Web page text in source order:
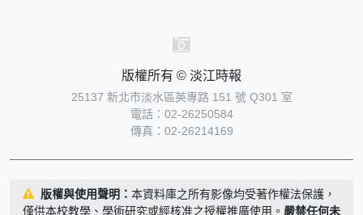
版權所有 © 淡江時報
25137 新北市淡水區英專路 151 號 Q301 室
電話：02-26250584
傳真：02-26214169
版權與使用聲明： 本資料庫之所有影像均受著作權法保護，
僅供本校教學、學術研究或經核准之授權推廣使用。 嚴禁任何未